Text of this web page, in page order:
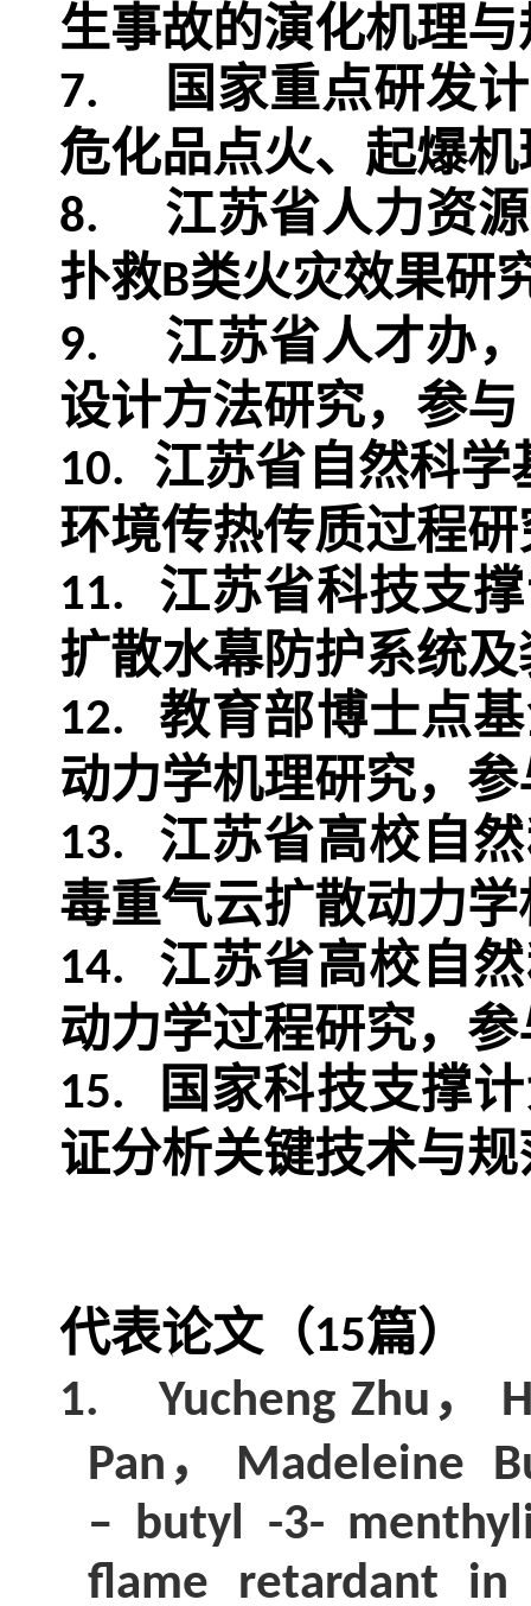
生事故的演化机理
7.
国家重点研发
危化品点火、起爆
8.
江苏省人力资
扑救B类火灾效果研
9. 江苏省人才办，
设计方法研究，参与
10.
江苏省自然科学
环境传热传质过程
11.
江苏省科技支
扩散水幕防护系统
12.
教育部博士点
动力学机理研究，参
13.
江苏省高校自
毒重气云扩散动力
14.
江苏省高校自
动力学过程研究，参
15.
国家科技支撑
证分析关键技术与
代表论文（15篇）
1. Yucheng Zhu ，
Pan ，
Madeleine
– butyl -3-
flame retardant